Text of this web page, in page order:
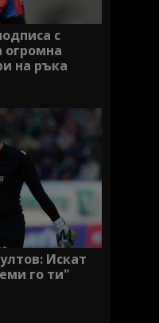
с
на ръка
Искат
го ти"